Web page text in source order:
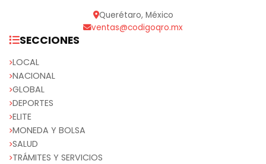
Querétaro, México
ventas@codigoqro.mx
SECCIONES
LOCAL
NACIONAL
GLOBAL
DEPORTES
ELITE
MONEDA Y BOLSA
SALUD
TRÁMITES Y SERVICIOS